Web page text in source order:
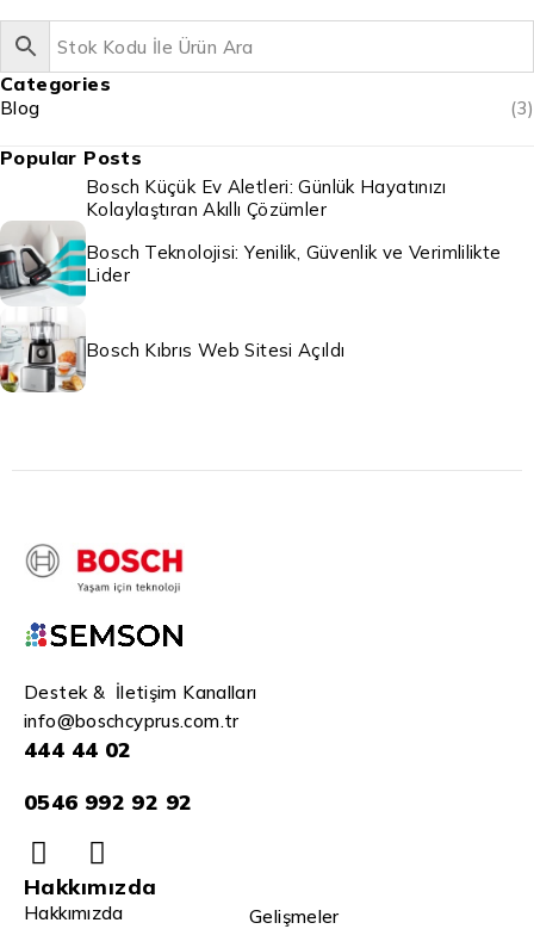
Categories
Blog (3)
Popular Posts
Bosch Küçük Ev Aletleri: Günlük Hayatınızı
Kolaylaştıran Akıllı Çözümler
Bosch Teknolojisi: Yenilik, Güvenlik ve Verimlilikte
Lider
Bosch Kıbrıs Web Sitesi Açıldı
Destek & İletişim Kanalları
info@boschcyprus.com.tr
444 44 02
0546 992 92 92
Hakkımızda
Hakkımızda
Gelişmeler